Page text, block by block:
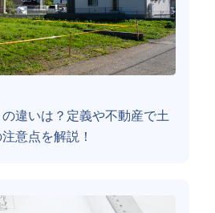
違いは？定義や不動産で土
意点を解説！